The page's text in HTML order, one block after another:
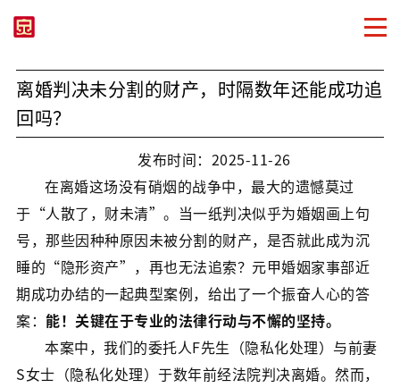
离婚判决未分割的财产，时隔数年还能成功追
回吗？
发布时间：2025-11-26
在离婚这场没有硝烟的战争中，最大的遗憾莫过
于“人散了，财未清”。当一纸判决似乎为婚姻画上句
号，那些因种种原因未被分割的财产，是否就此成为沉
睡的“隐形资产”，再也无法追索？元甲婚姻家事部近
期成功办结的一起典型案例，给出了一个振奋人心的答
案： 能！关键在于专业的法律行动与不懈的坚持。
本案中，我们的委托人F先生（隐私化处理）与前妻
S女士（隐私化处理）于数年前经法院判决离婚。然而，